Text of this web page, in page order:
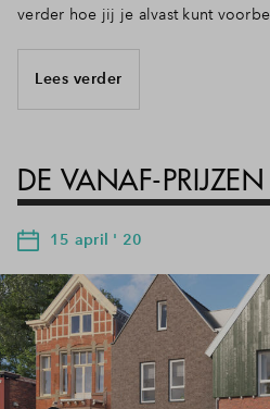
verder hoe jij je alvast kunt
Lees verder
DE VANAF-
15 april ' 20